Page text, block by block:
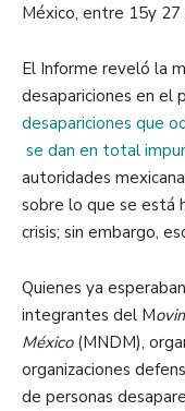
México, entre 15y
El Informe reveló la
desapariciones en el
desapariciones que
se dan en total
autoridades
sobre lo que se está
crisis; sin embargo,
Quienes ya
integrantes del M
México (MNDM),
organizaciones
de personas